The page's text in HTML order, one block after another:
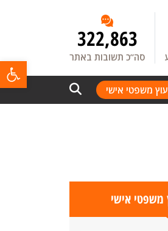
322,863
סה”כ תשובות באתר
משפטי אישי
משפטי אישי